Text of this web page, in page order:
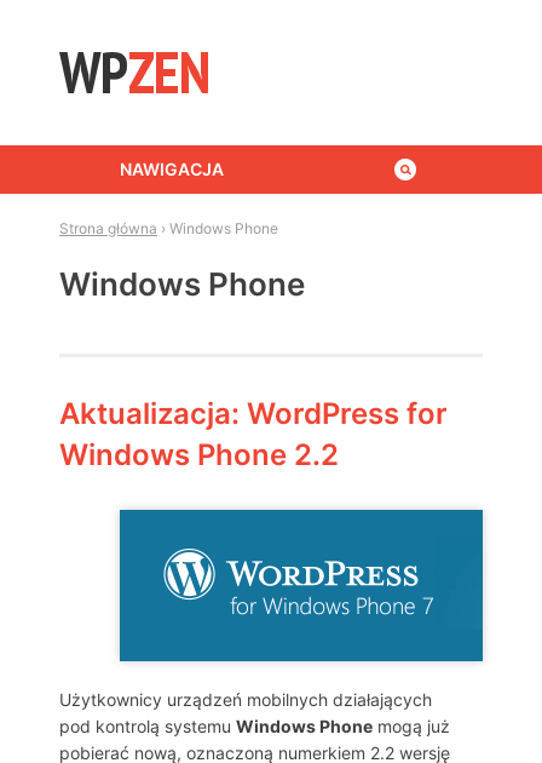
NAWIGACJA
Strona główna › Windows Phone
Windows Phone
Aktualizacja: WordPress for
Windows Phone 2.2
Użytkownicy urządzeń mobilnych działających
pod kontrolą systemu Windows Phone mogą już
pobierać nową, oznaczoną numerkiem 2.2 wersję